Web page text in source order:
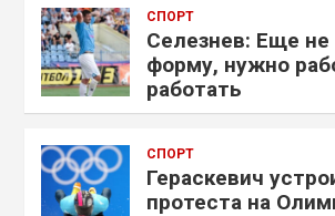
СПОРТ
Селезнев: Еще не
форму, нужно
работать
СПОРТ
Гераскевич
протеста на